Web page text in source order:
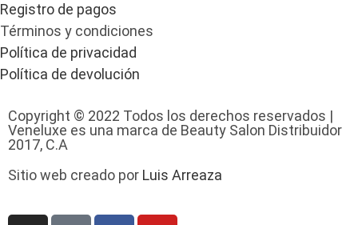
Registro de pagos
Términos y condiciones
Política de privacidad
Política de devolución
Copyright © 2022 Todos los derechos reservados |
Veneluxe es una marca de Beauty Salon Distribuidor
2017, C.A
Sitio web creado por Luis Arreaza